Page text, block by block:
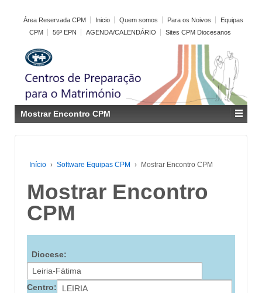
Área Reservada CPM Inicio Quem somos Para os Noivos
Equipas
CPM
56º EPN AGENDA/CALENDÁRIO Sites CPM Diocesanos
Mostrar Encontro CPM
Início › Software Equipas CPM › Mostrar Encontro CPM
Mostrar Encontro
CPM
Diocese:
Centro: